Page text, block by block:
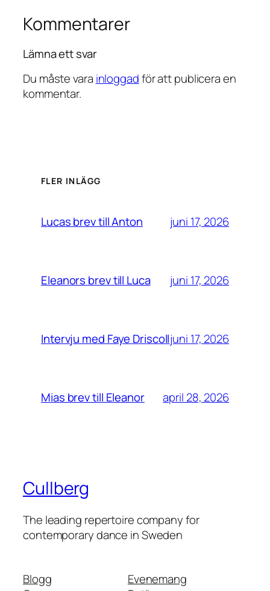
Kommentarer
Lämna ett svar
Du måste vara inloggadför att publicera en
kommentar.
FLER INLÄGG
Lucas brev till Anton juni 17, 2026
Eleanors brev till Luca juni 17, 2026
Intervju med Faye Driscolljuni 17, 2026
Mias brev till Eleanor april 28, 2026
Cullberg
The leading repertoire company for
contemporary dance in Sweden
Blogg
Evenemang